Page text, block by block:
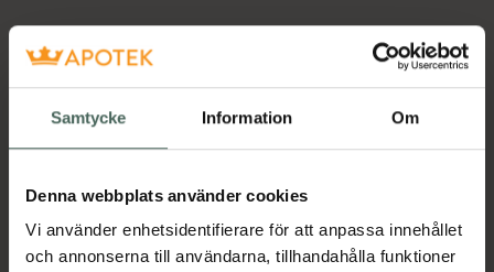
Samtycke Information Om
Denna webbplats använder cookies
Vi använder enhetsidentifierare för att anpassa innehållet
och annonserna till användarna, tillhandahålla funktioner